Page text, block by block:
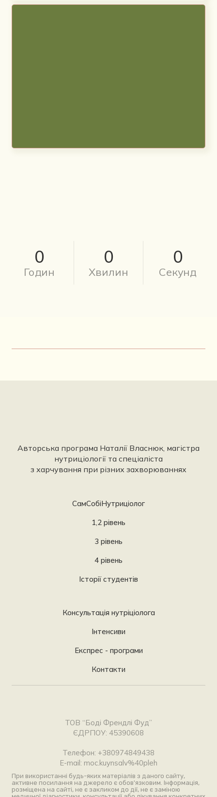
0
Годин
0
Хвилин
0
Секунд
Авторська програма Наталії Власнюк, магістра
нутриціології та спеціаліста
з харчування при різних захворюваннях
СамСобіНутриціолог
1,2 рівень
3 рівень
4 рівень
Історії студентів
Консультація нутріціолога
Інтенсиви
Експрес - програми
Контакти
ТОВ “Боді Френдлі Фуд”
ЄДРПОУ: 45390608
Телефон: +380974849438
E-mail: moc.kuynsalv%40pleh
При використанні будь-яких матеріалів з даного сайту,
активне посилання на джерело є обов'язковим. Інформація,
розміщена на сайті, не є закликом до дії, не є заміною